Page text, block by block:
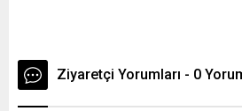
Ziyaretçi Yorumları - 0